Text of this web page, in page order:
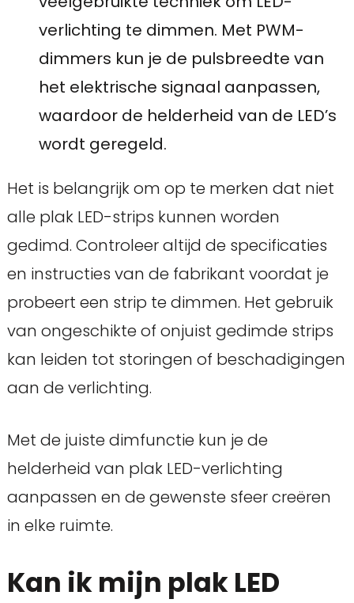
verlichting te dimmen. Met PWM-
dimmers kun je de pulsbreedte van
het elektrische signaal aanpassen,
waardoor de helderheid van de LED’s
wordt geregeld.
Het is belangrijk om op te merken dat niet
alle plak LED-strips kunnen worden
gedimd. Controleer altijd de specificaties
en instructies van de fabrikant voordat je
probeert een strip te dimmen. Het gebruik
van ongeschikte of onjuist gedimde strips
kan leiden tot storingen of beschadigingen
aan de verlichting.
Met de juiste dimfunctie kun je de
helderheid van plak LED-verlichting
aanpassen en de gewenste sfeer creëren
in elke ruimte.
Kan ik mijn plak LED